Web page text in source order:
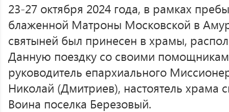
23-27 октября 2024 года, в рамках
блаженной Матроны Московской в
святыней был принесен в храмы,
Данную поездку со своими
руководитель епархиального
Николай (Дмитриев), настоятель храма
Воина поселка Березовый.